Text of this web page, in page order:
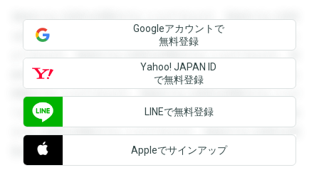
登録すると回答を閲覧することができます。登録すると回答
を閲覧することができます。登録すると回答を閲覧すること
ができます。登録すると回答を閲覧することができます。登
録すると回答を閲覧することができます。登録すると回答を
閲覧することができます。登録すると回答を閲覧することが
できます。登録すると回答を閲覧することができます。登録
すると回答を閲覧することができます。登録すると回答を閲
覧することができます。
Googleアカウントで
無料登録
Yahoo! JAPAN ID
で無料登録
LINEで無料登録
Appleでサインアップ